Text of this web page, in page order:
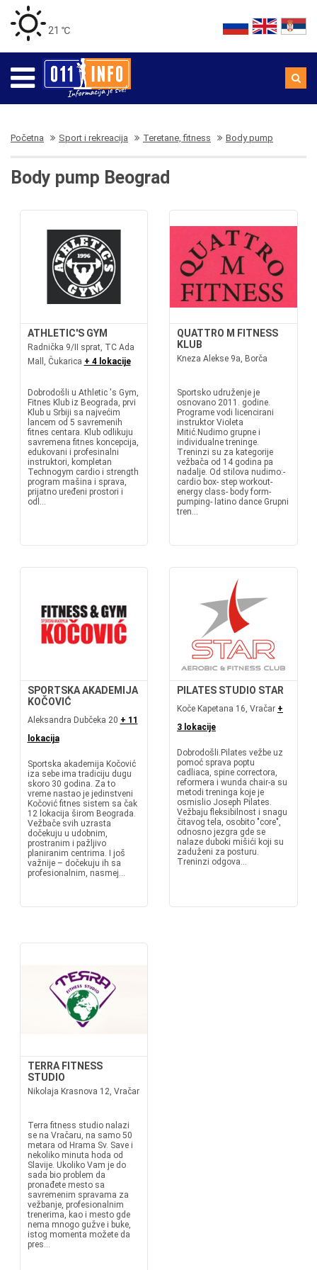
21 ℃
Početna Sport i rekreacija Teretane, fitness Body pump
Body pump Beograd
ATHLETIC'S GYM
Radnička 9/II sprat, TC Ada
Mall, Čukarica + 4 lokacije
Dobrodošli u Athletic 's Gym,
Fitnes Klub iz Beograda, prvi
Klub u Srbiji sa najvećim
lancem od 5 savremenih
fitnes centara. Klub odlikuju
savremena fitnes koncepcija,
edukovani i profesinalni
instruktori, kompletan
Technogym cardio i strength
program mašina i sprava,
prijatno uređeni prostori i
odl...
QUATTRO M FITNESS
KLUB
Kneza Alekse 9a, Borča
Sportsko udruženje je
osnovano 2011. godine.
Programe vodi licencirani
instruktor Violeta
Mitić.Nudimo grupne i
individualne treninge.
Treninzi su za kategorije
vežbača od 14 godina pa
nadalje. Od stilova nudimo:-
cardio box- step workout-
energy class- body form-
pumping- latino dance Grupni
tren...
SPORTSKA AKADEMIJA
KOČOVIĆ
Aleksandra Dubčeka 20 + 11
lokacija
Sportska akademija Kočović
iza sebe ima tradiciju dugu
skoro 30 godina. Za to
vreme nastao je jedinstveni
Kočović fitnes sistem sa čak
12 lokacija širom Beograda.
Vežbače svih uzrasta
dočekuju u udobnim,
prostranim i pažljivo
planiranim centrima. I još
važnije – dočekuju ih sa
profesionalnim, nasmej...
PILATES STUDIO STAR
Koče Kapetana 16, Vračar +
3 lokacije
Dobrodošli.Pilates vežbe uz
pomoć sprava poptu
cadliaca, spine correctora,
reformera i wunda chair-a su
metodi treninga koje je
osmislio Joseph Pilates.
Vežbaju fleksibilnost i snagu
čitavog tela, osobito "core",
odnosno jezgra gde se
nalaze duboki mišići koji su
zaduženi za posturu.
Treninzi odgova...
TERRA FITNESS
STUDIO
Nikolaja Krasnova 12, Vračar
Terra fitness studio nalazi
se na Vračaru, na samo 50
metara od Hrama Sv. Save i
nekoliko minuta hoda od
Slavije. Ukoliko Vam je do
sada bio problem da
pronađete mesto sa
savremenim spravama za
vežbanje, profesionalnim
trenerima, kao i mesto gde
nema mnogo gužve i buke,
istog momenta možete da
pres...